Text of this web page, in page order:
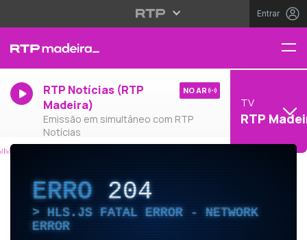
Entrar
RTP Notícias (RTP
Madeira)
Emissão em simultâneo com RTP
Notícias
NO AR
TV
RTP
ERRO204
HLS.JS FATAL ERROR - NETWORK
ERROR